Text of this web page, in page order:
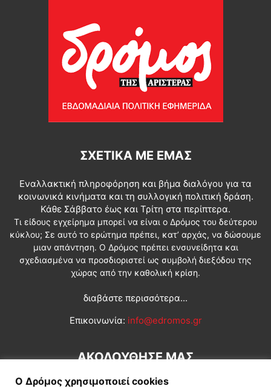
ΣΧΕΤΙΚΆ ΜΕ ΕΜΆΣ
Εναλλακτική πληροφόρηση και βήμα διαλόγου για τα
κοινωνικά κινήματα και τη συλλογική πολιτική δράση.
Κάθε Σάββατο έως και Τρίτη στα περίπτερα.
Τι είδους εγχείρημα μπορεί να είναι ο Δρόμος του δεύτερου
κύκλου; Σε αυτό το ερώτημα πρέπει, κατ’ αρχάς, να δώσουμε
μιαν απάντηση. Ο Δρόμος πρέπει ενσυνείδητα και
σχεδιασμένα να προσδιοριστεί ως συμβολή διεξόδου της
χώρας από την καθολική κρίση.
διαβάστε περισσότερα...
Επικοινωνία: info@edromos.gr
ΑΚΟΛΟΥΘΗΣΕ ΜΑΣ
Ο Δρόμος χρησιμοποιεί cookies